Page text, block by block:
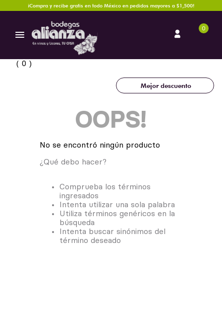
¡Compra y recibe gratis en todo México en pedidos mayores a $1,500!
0
0
Mejor descuento
OOPS!
No se encontró ningún producto
¿Qué debo hacer?
Comprueba los términos
ingresados
Intenta utilizar una sola palabra
Utiliza términos genéricos en la
búsqueda
Intenta buscar sinónimos del
término deseado